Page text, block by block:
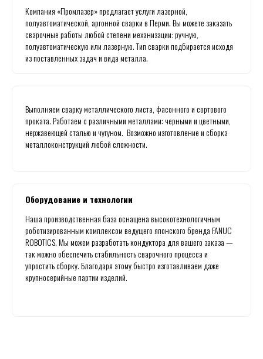
Компания «Промлазер» предлагает услуги лазерной,
полуавтоматической, аргонной сварки в Перми. Вы можете заказать
сварочные работы любой степени механизации: ручную,
полуавтоматическую или лазерную. Тип сварки подбирается исходя
из поставленных задач и вида металла.
Выполняем сварку металлического листа, фасонного и сортового
проката. Работаем с различными металлами: черными и цветными,
нержавеющей сталью и чугуном. Возможно изготовление и сборка
металлоконструкций любой сложности.
Оборудование и технологии
Наша производственная база оснащена высокотехнологичным
роботизированным комплексом ведущего японского бренда FANUC
ROBOTICS. Мы можем разработать кондуктора для вашего заказа —
так можно обеспечить стабильность сварочного процесса и
упростить сборку. Благодаря этому быстро изготавливаем даже
крупносерийные партии изделий.